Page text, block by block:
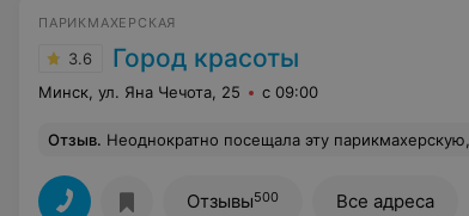
ПАРИКМАХЕРСКАЯ
3.6 Город красоты
Минск, ул. Яна Чечота, 25 с 09:00
Отзыв. Неоднократно посещала эту парикмахерскую, осталась довольна. Стриглась у разных
Отзывы500 Все адреса